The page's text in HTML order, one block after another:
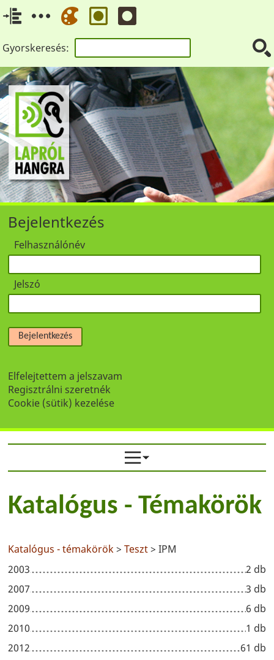
Gyorskeresés:
Bejelentkezés
Felhasználónév
Jelszó
Bejelentkezés
Elfelejtettem a jelszavam
Regisztrálni szeretnék
Cookie (sütik) kezelése
Katalógus - Témakörök
Katalógus - témakörök>Teszt> IPM
2003
2 db
2007
3 db
2009
6 db
2010
1 db
2012
61 db